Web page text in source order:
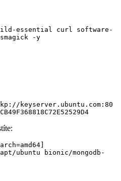
essential curl software-
-y
keyserver.ubuntu.com:80
ubuntu bionic/mongodb-